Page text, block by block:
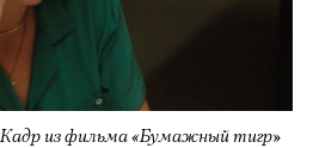
Кадр из фильма «Бумажный тигр»